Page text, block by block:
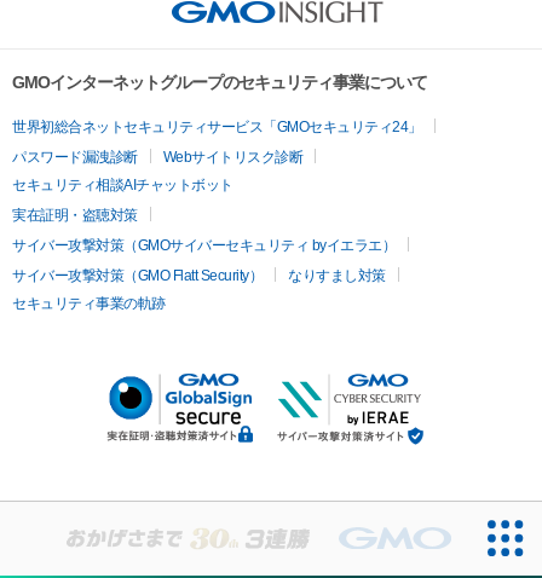
GMOインターネットグループのセキュリティ事業について
世界初総合ネットセキュリティサービス「GMOセキュリティ24」
パスワード漏洩診断
Webサイトリスク診断
セキュリティ相談AIチャットボット
実在証明・盗聴対策
サイバー攻撃対策（GMOサイバーセキュリティ byイエラエ）
サイバー攻撃対策（GMO Flatt Security）
なりすまし対策
セキュリティ事業の軌跡